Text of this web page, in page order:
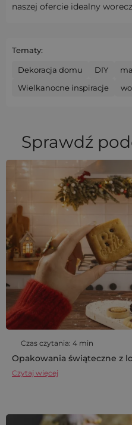
naszej ofercie idealny
Tematy:
Dekoracja domu DIY
Wielkanocne inspiracje
Sprawdź
Czas czytania: 4 min
Opakowania świąteczne z
Czytaj więcej